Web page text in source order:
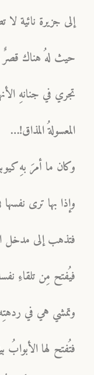
إلى جزيرة نائية لا
حيث لهُ هناك قصرٌ
تجري في جنانهِ
المعسولةُ المذاق!…
وكان ما أمرَ بهِ
وإذا بها ترى
فتذهب إلى مدخل
فيُفتح مِن تلقاءِ
وتمشي هي في
فتُفتح لها الأبوابُ